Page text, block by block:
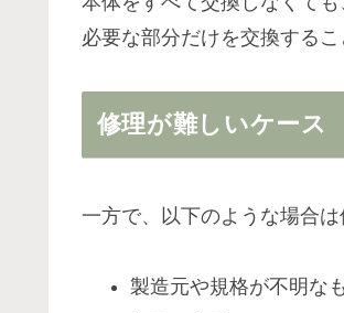
必要な部分だけを交換する
修理が難しいケース
一方で、以下のような場合
製造元や規格が不明な